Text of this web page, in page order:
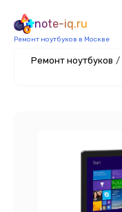
note-iq.ru
Ремонт ноутбуков в Москве
Ремонт ноутбуков /